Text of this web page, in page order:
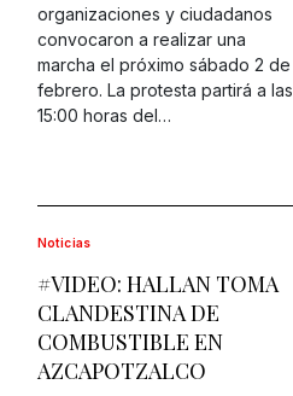
organizaciones y ciudadanos
convocaron a realizar una
marcha el próximo sábado 2 de
febrero. La protesta partirá a las
15:00 horas del…
Noticias
#VIDEO: HALLAN TOMA
CLANDESTINA DE
COMBUSTIBLE EN
AZCAPOTZALCO